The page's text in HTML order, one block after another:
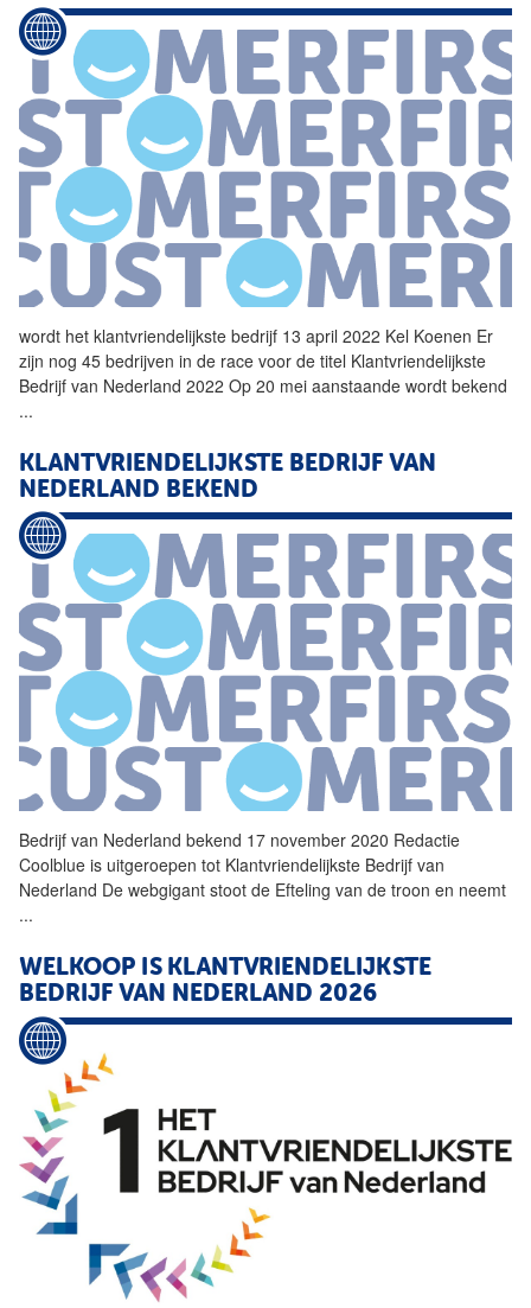
wordt het klantvriendelijkste bedrijf 13 april 2022 Kel Koenen Er
zijn nog 45 bedrijven in de race voor de titel Klantvriendelijkste
Bedrijf van Nederland 2022 Op 20 mei aanstaande wordt bekend
...
KLANTVRIENDELIJKSTE BEDRIJF VAN
NEDERLAND BEKEND
Bedrijf van Nederland bekend 17 november 2020 Redactie
Coolblue is uitgeroepen tot Klantvriendelijkste Bedrijf van
Nederland De webgigant stoot de Efteling van de troon en neemt
...
WELKOOP IS KLANTVRIENDELIJKSTE
BEDRIJF VAN NEDERLAND 2026